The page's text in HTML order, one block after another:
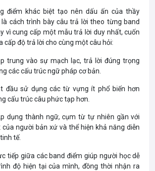
điểm khác biệt tạo nên dấu ấn của thầy
cách trình bày câu trả lời theo từng band
vì cung cấp một mẫu trả lời duy nhất, cuốn
cấp độ trả lời cho cùng một câu hỏi:
trung vào sự mạch lạc, trả lời đúng trọng
các cấu trúc ngữ pháp cơ bản.
đầu sử dụng các từ vựng ít phổ biến hơn
cấu trúc câu phức tạp hơn.
dụng thành ngữ, cụm từ tự nhiên gần với
của người bản xứ và thể hiện khả năng diễn
tế.
tiếp giữa các band điểm giúp người học dễ
độ hiện tại của mình, đồng thời nhận ra